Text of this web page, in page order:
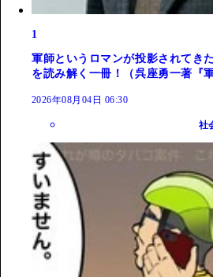
1
軍師というロマンが投影されてき
を読み解く一冊！（呉座勇一著『
2026年08月04日 06:30
社